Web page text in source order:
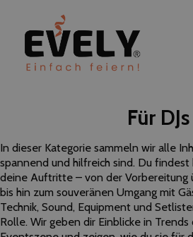
Für DJs
In dieser Kategorie sammeln wir alle
spannend und hilfreich sind. Du
deine Auftritte – von der Vorbereitung
bis hin zum souveränen Umgang mit
Technik, Sound, Equipment und
Rolle. Wir geben dir Einblicke in Trends